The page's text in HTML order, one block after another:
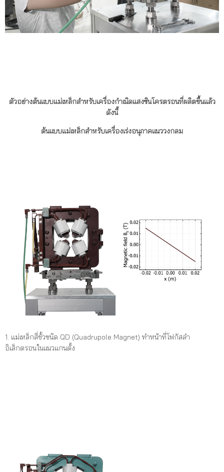
ตัวอย่างต้นแบบแม่เหล็กสำหรับเครื่องกำเนิดแสงซินโครตรอนที่ผลิตขึ้นแล้ว
ดังนี้
ต้นแบบแม่เหล็กสำหรับเครื่องเร่งอนุภาคแนววงกลม
1. แม่เหล็กสี่ขั้วชนิด QD (Quadrupole Magnet) ทำหน้าที่โฟกัสลำ
อิเล็กตรอนในแนวแกนตั้ง